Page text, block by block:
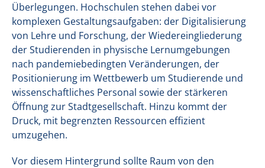
Überlegungen. Hochschulen stehen dabei vor
komplexen Gestaltungsaufgaben: der Digitalisierung
von Lehre und Forschung, der Wiedereingliederung
der Studierenden in physische Lernumgebungen
nach pandemiebedingten Veränderungen, der
Positionierung im Wettbewerb um Studierende und
wissenschaftliches Personal sowie der stärkeren
Öffnung zur Stadtgesellschaft. Hinzu kommt der
Druck, mit begrenzten Ressourcen effizient
umzugehen.
Vor diesem Hintergrund sollte Raum von den